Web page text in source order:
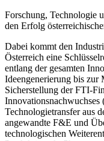
Forschung, Technologie
den Erfolg
Dabei kommt den
Österreich eine
entlang der gesamten
Ideengenerierung bis zur
Sicherstellung der FTI-
Technologietransfer aus
angewandte F&E und
technologischen